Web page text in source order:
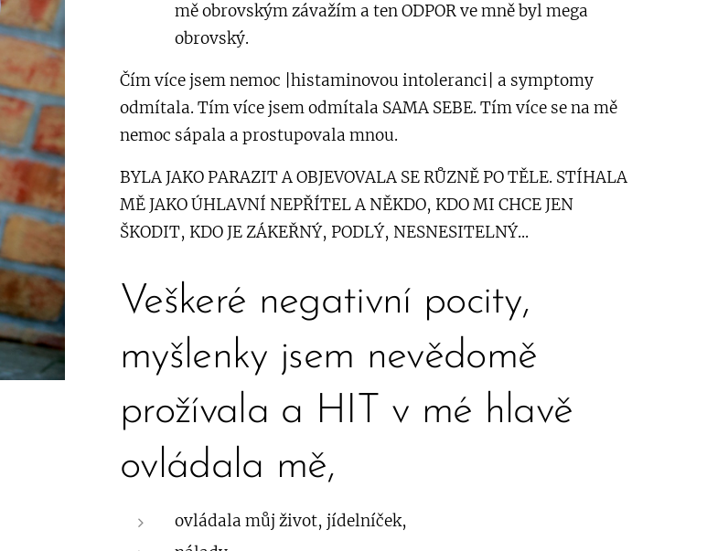
mě obrovským závažím a ten ODPOR ve mně byl mega
obrovský.
Čím více jsem nemoc |histaminovou intoleranci| a symptomy
odmítala. Tím více jsem odmítala SAMA SEBE. Tím více se na mě
nemoc sápala a prostupovala mnou.
BYLA JAKO PARAZIT A OBJEVOVALA SE RŮZNĚ PO TĚLE. STÍHALA
MĚ JAKO ÚHLAVNÍ NEPŘÍTEL A NĚKDO, KDO MI CHCE JEN
ŠKODIT, KDO JE ZÁKEŘNÝ, PODLÝ, NESNESITELNÝ...
Veškeré negativní pocity,
myšlenky jsem nevědomě
prožívala a HIT v mé hlavě
ovládala mě,
ovládala můj život, jídelníček,